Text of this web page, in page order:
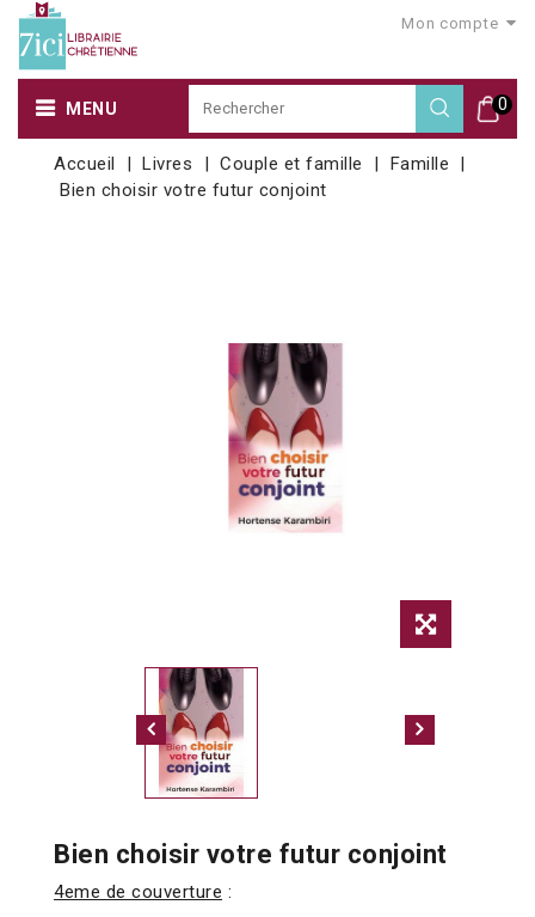
Mon compte
0
MENU
Accueil Livres Couple et famille
Famille
Bien choisir votre futur conjoint
Bien choisir votre futur conjoint
4eme de couverture :